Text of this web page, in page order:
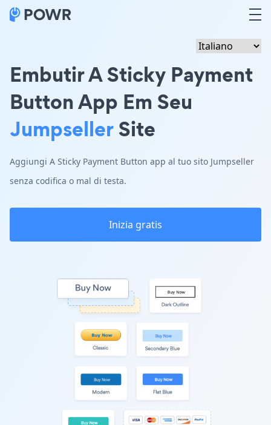
Embutir A Sticky Payment
Button App Em Seu
JumpsellerSite
Aggiungi A Sticky Payment Button app al tuo sito Jumpseller
senza codifica o mal di testa.
Inizia gratis